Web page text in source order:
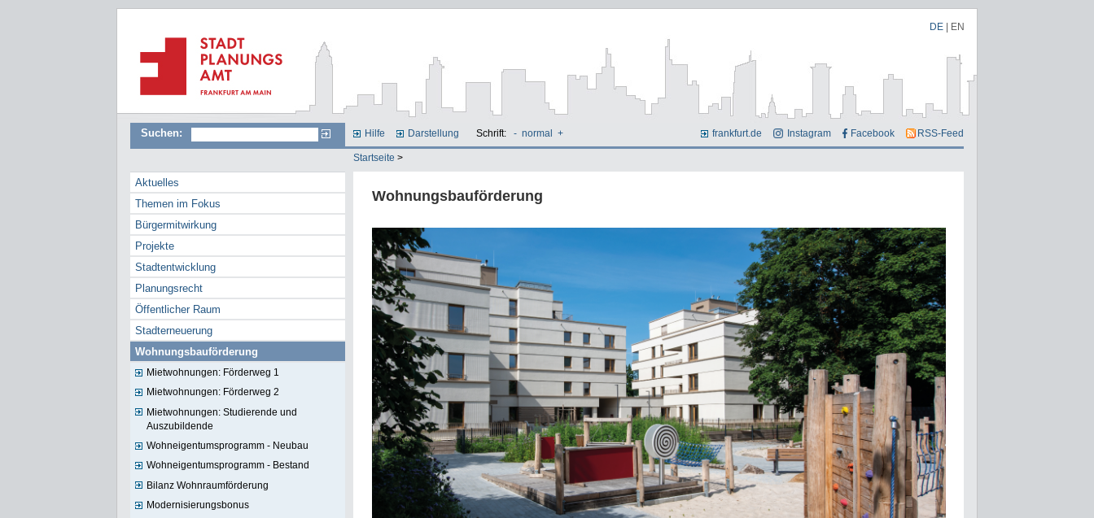
DE EN
Suchen: Hilfe Darstellung Schrift: - normal + frankfurt.de Instagram Facebook RSS-Feed
Startseite >
Aktuelles
Themen im Fokus
Bürgermitwirkung
Projekte
Stadtentwicklung
Planungsrecht
Öffentlicher Raum
Stadterneuerung
Wohnungsbauförderung
Mietwohnungen: Förderweg 1
Mietwohnungen: Förderweg 2
Mietwohnungen: Studierende und
Auszubildende
Wohneigentumsprogramm - Neubau
Wohneigentumsprogramm - Bestand
Bilanz Wohnraumförderung
Modernisierungsbonus
Wohnungsbauförderung